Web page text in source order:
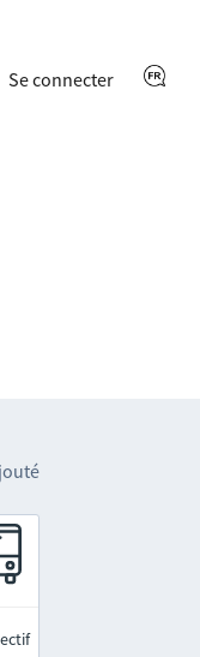
Se connecter